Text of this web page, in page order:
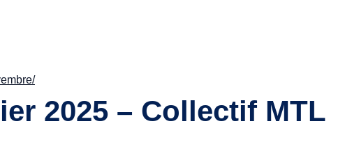
2025 – Collectif MTL